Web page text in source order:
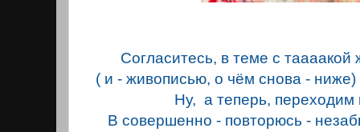
Согласитесь, в теме с
( и - живописью, о чём снова -
Ну, а теперь, переходим
В совершенно - повторюсь -